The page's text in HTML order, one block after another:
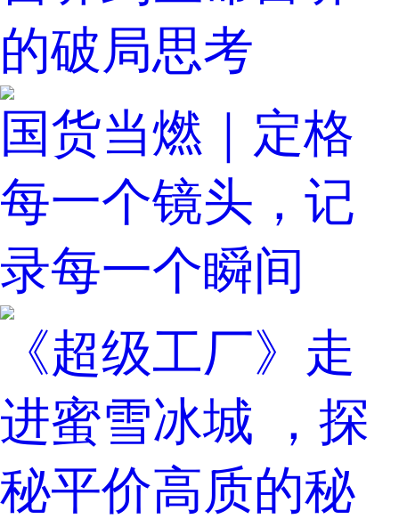
的破局思考
国货当燃｜定格
每一个镜头，记
录每一个瞬间
《超级工厂》走
进蜜雪冰城 ，探
秘平价高质的秘